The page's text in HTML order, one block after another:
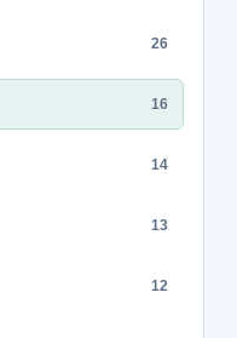
26
16
14
13
12